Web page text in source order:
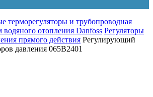
терморегуляторы и трубопроводная
водяного отопления Danfoss Регуляторы
прямого действия Регулирующий
давления 065B2401